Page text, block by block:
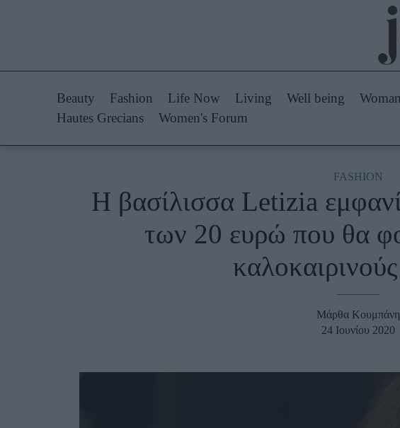
Styling Tips
Fashion News
Woman Power Πρόσωπα
Celebrities
Συνεντεύξεις
Beauty Fashion Life Now Living Well being
Hautes Grecians
Women's Forum
FASHION
H βασίλισσα Letizia
των 20 ευρώ που θα
Μάρθα Κουμπάνη
24 Ιουνίου 2020